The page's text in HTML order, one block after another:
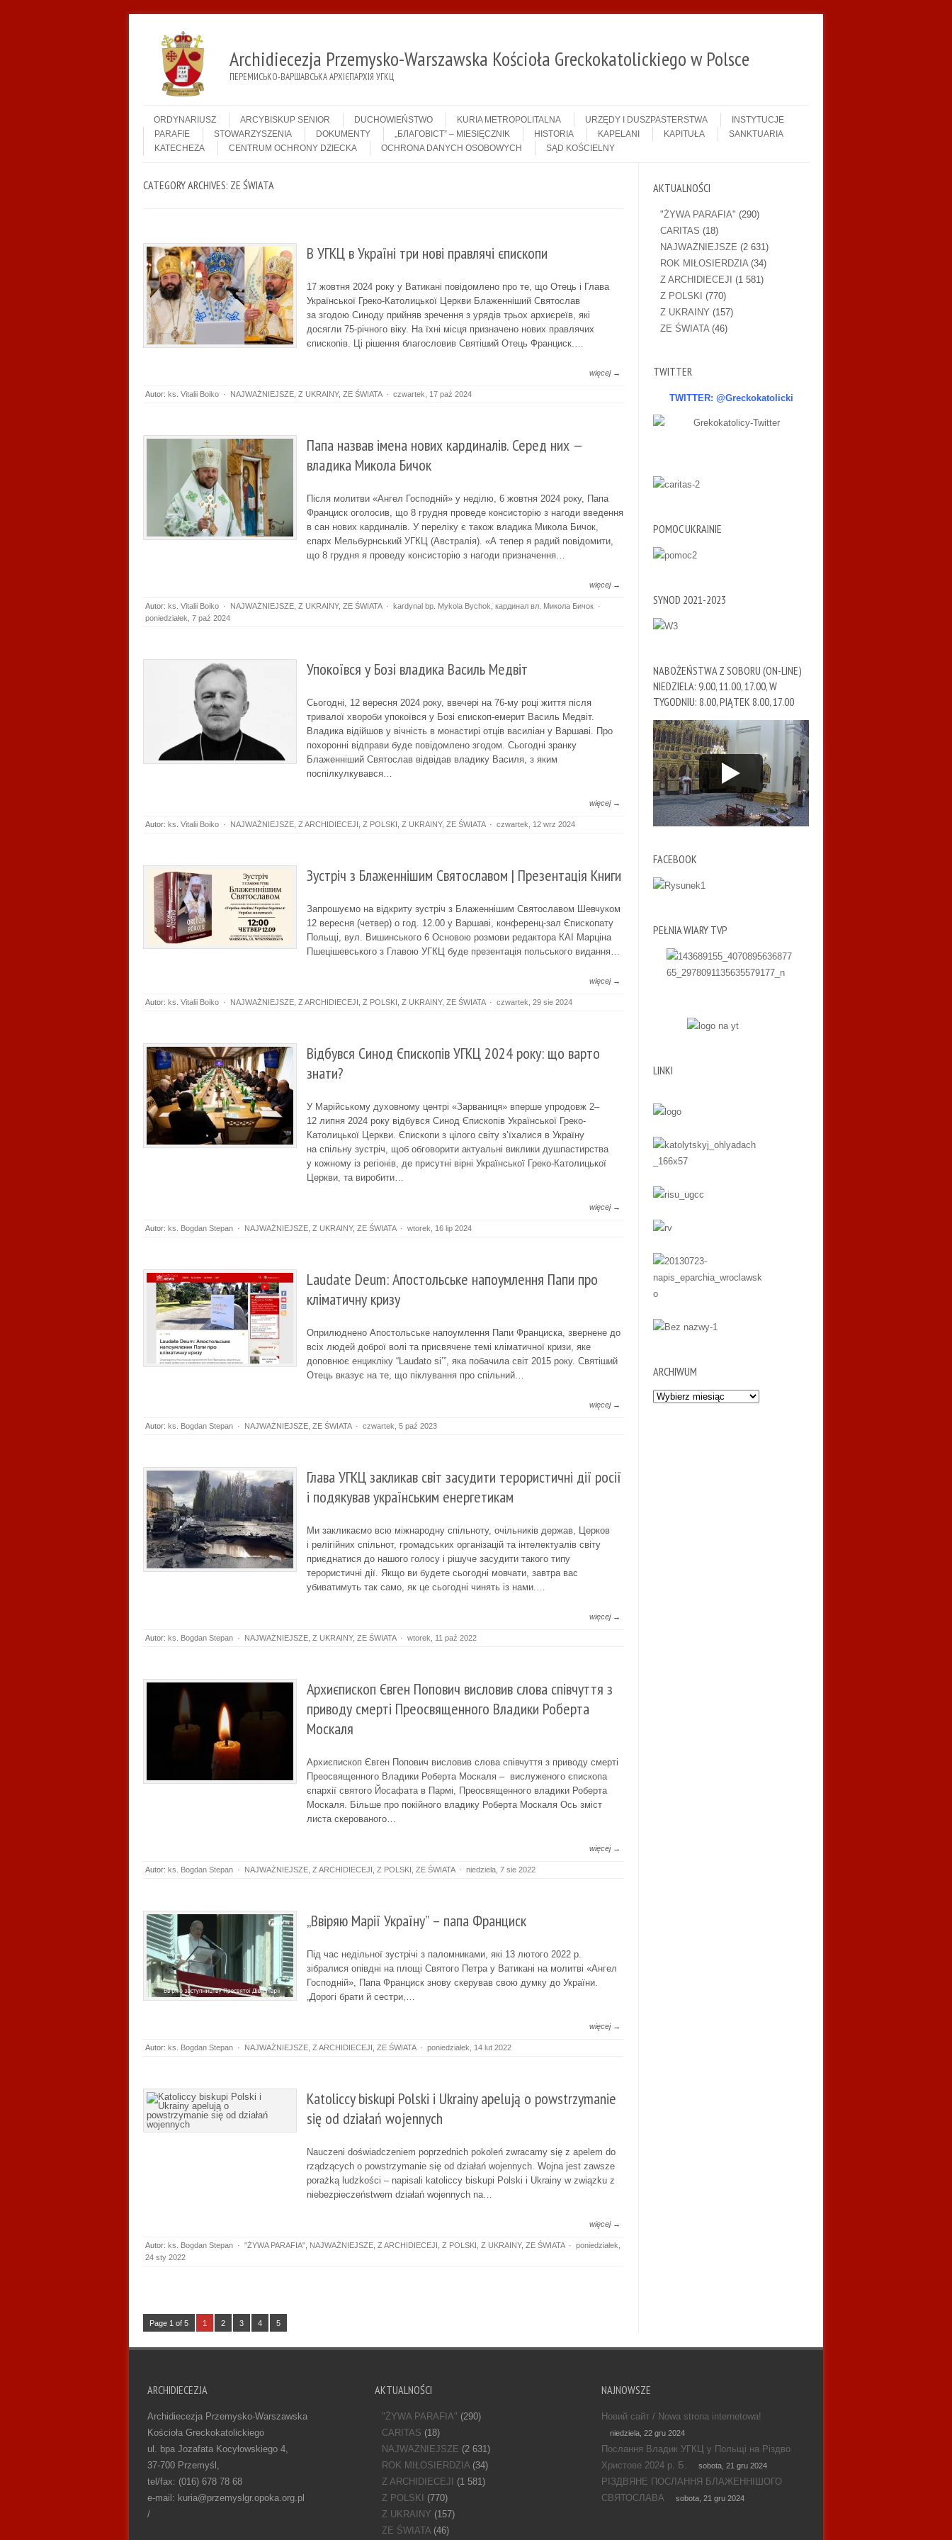
Archidiecezja Przemysko-Warszawska Kościoła Greckokatolickiego w Polsce
ПЕРЕМИСЬКО-ВАРШАВСЬКА АРХІЄПАРХІЯ УГКЦ
Menu
ORDYNARIUSZ
ARCYBISKUP SENIOR DUCHOWIEŃSTWO KURIA METROPOLITALNA URZĘDY I DUSZPASTERSTWA
INSTYTUCJE
PARAFIE
STOWARZYSZENIA DOKUMENTY „БЛАГОВІСТ” – MIESIĘCZNIK HISTORIA KAPELANI KAPITUŁA
SANKTUARIA
KATECHEZA
CENTRUM OCHRONY DZIECKA OCHRONA DANYCH OSOBOWYCH SĄD KOŚCIELNY
CATEGORY ARCHIVES: ZE ŚWIATA
В УГКЦ в Україні три нові правлячі єпископи
17 жовтня 2024 року у Ватикані повідомлено про те, що Отець і Глава
Української Греко-Католицької Церкви Блаженніший Святослав
за згодою Синоду прийняв зречення з урядів трьох архиєреїв, які
досягли 75-річного віку. На їхні місця призначено нових правлячих
єпископів. Ці рішення благословив Святіший Отець Франциск.…
więcej →
Autor: ks. Vitalii Boiko · NAJWAŻNIEJSZE Z UKRAINY, ZE ŚWIATA · czwartek, 17 paź 2024
Папа назвав імена нових кардиналів. Серед них —
владика Микола Бичок
Після молитви «Ангел Господній» у неділю, 6 жовтня 2024 року, Папа
Франциск оголосив, що 8 грудня проведе консисторію з нагоди введення
в сан нових кардиналів. У переліку є також владика Микола Бичок,
єпарх Мельбурнський УГКЦ (Австралія). «А тепер я радий повідомити,
що 8 грудня я проведу консисторію з нагоди призначення…
więcej →
Autor: ks. Vitalii Boiko · NAJWAŻNIEJSZE Z UKRAINY, ZE ŚWIATA · kardynal bp. Mykola Bychok кардинал вл. Микола Бичок ·
poniedziałek, 7 paź 2024
Упокоївся у Бозі владика Василь Медвіт
Сьогодні, 12 вересня 2024 року, ввечері на 76-му році життя після
тривалої хвороби упокоївся у Бозі єпископ-емерит Василь Медвіт.
Владика відійшов у вічність в монастирі отців василіан у Варшаві. Про
похоронні відправи буде повідомлено згодом. Сьогодні зранку
Блаженніший Святослав відвідав владику Василя, з яким
поспілкулкувався…
więcej →
Autor: ks. Vitalii Boiko · NAJWAŻNIEJSZE Z ARCHIDIECEJI Z POLSKI Z UKRAINY, ZE ŚWIATA · czwartek, 12 wrz 2024
Зустріч з Блаженнішим Святославом | Презентація Книги
Запрошуємо на відкриту зустріч з Блаженнішим Святославом Шевчуком
12 вересня (четвер) о год. 12.00 у Варшаві, конференц-зал Єпископату
Польщі, вул. Вишинського 6 Основою розмови редактора КАІ Марціна
Пшецішевського з Главою УГКЦ буде презентація польського видання…
więcej →
Autor: ks. Vitalii Boiko · NAJWAŻNIEJSZE Z ARCHIDIECEJI Z POLSKI Z UKRAINY, ZE ŚWIATA · czwartek, 29 sie 2024
Відбувся Синод Єпископів УГКЦ 2024 року: що варто
знати?
У Марійському духовному центрі «Зарваниця» вперше упродовж 2–
12 липня 2024 року відбувся Синод Єпископів Української Греко-
Католицької Церкви. Єпископи з цілого світу з’їхалися в Україну
на спільну зустріч, щоб обговорити актуальні виклики душпастирства
у кожному із регіонів, де присутні вірні Української Греко-Католицької
Церкви, та виробити…
więcej →
Autor: ks. Bogdan Stepan · NAJWAŻNIEJSZE Z UKRAINY, ZE ŚWIATA · wtorek, 16 lip 2024
Laudate Deum: Апостольське напоумлення Папи про
кліматичну кризу
Оприлюднено Апостольське напоумлення Папи Франциска, звернене до
всіх людей доброї волі та присвячене темі кліматичної кризи, яке
доповнює енцикліку “Laudato si’”, яка побачила світ 2015 року. Святіший
Отець вказує на те, що піклування про спільний…
więcej →
Autor: ks. Bogdan Stepan · NAJWAŻNIEJSZE ZE ŚWIATA · czwartek, 5 paź 2023
Глава УГКЦ закликав світ засудити терористичні дії росії
і подякував українським енергетикам
Ми закликаємо всю міжнародну спільноту, очільників держав, Церков
і релігійних спільнот, громадських організацій та інтелектуалів світу
приєднатися до нашого голосу і рішуче засудити такого типу
терористичні дії. Якщо ви будете сьогодні мовчати, завтра вас
убиватимуть так само, як це сьогодні чинять із нами.…
więcej →
Autor: ks. Bogdan Stepan · NAJWAŻNIEJSZE Z UKRAINY, ZE ŚWIATA · wtorek, 11 paź 2022
Архиєпископ Євген Попович висловив слова співчуття з
приводу смерті Преосвященного Владики Роберта
Москаля
Архиєпископ Євген Попович висловив слова співчуття з приводу смерті
Преосвященного Владики Роберта Москаля – вислуженого єпископа
єпархії святого Йосафата в Пармі, Преосвященного владики Роберта
Москаля. Більше про покійного владику Роберта Москаля Ось зміст
листа скерованого…
więcej →
Autor: ks. Bogdan Stepan · NAJWAŻNIEJSZE Z ARCHIDIECEJI Z POLSKI ZE ŚWIATA · niedziela, 7 sie 2022
„Ввіряю Марії Україну” – папа Франциск
Під час недільної зустрічі з паломниками, які 13 лютого 2022 р.
зібралися опівдні на площі Святого Петра у Ватикані на молитві «Ангел
Господній», Папа Франциск знову скерував свою думку до України.
„Дорогі брати й сестри,…
więcej →
Autor: ks. Bogdan Stepan · NAJWAŻNIEJSZE Z ARCHIDIECEJI ZE ŚWIATA · poniedziałek, 14 lut 2022
Katoliccy biskupi Polski i Ukrainy apelują o powstrzymanie
się od działań wojennych
Nauczeni doświadczeniem poprzednich pokoleń zwracamy się z apelem do
rządzących o powstrzymanie się od działań wojennych. Wojna jest zawsze
porażką ludzkości – napisali katoliccy biskupi Polski i Ukrainy w związku z
niebezpieczeństwem działań wojennych na…
więcej →
Autor: ks. Bogdan Stepan · "ŻYWA PARAFIA" NAJWAŻNIEJSZE Z ARCHIDIECEJI Z POLSKI Z UKRAINY, ZE ŚWIATA · poniedziałek,
24 sty 2022
Page 1 of 5 1 2 3 4 5
AKTUALNOŚCI
"ŻYWA PARAFIA" (290)
CARITAS (18)
NAJWAŻNIEJSZE (2 631)
ROK MIŁOSIERDZIA(34)
Z ARCHIDIECEJI (1 581)
Z POLSKI (770)
Z UKRAINY (157)
ZE ŚWIATA(46)
TWITTER
TWITTER: @Greckokatolicki
POMOC UKRAINIE
SYNOD 2021-2023
NABOŻEŃSTWA Z SOBORU (ON-LINE)
NIEDZIELA: 9.00, 11.00, 17.00, W
TYGODNIU: 8.00, PIĄTEK 8.00, 17.00
FACEBOOK
PEŁNIA WIARY TVP
LINKI
ARCHIWUM
Archiwum
ARCHIDIECEZJA
Archidiecezja Przemysko-Warszawska
Kościoła Greckokatolickiego
ul. bpa Jozafata Kocyłowskiego 4,
37-700 Przemyśl,
tel/fax: (016) 678 78 68
e-mail: kuria@przemyslgr.opoka.org.pl
/
AKTUALNOŚCI
"ŻYWA PARAFIA" (290)
CARITAS (18)
NAJWAŻNIEJSZE (2 631)
ROK MIŁOSIERDZIA(34)
Z ARCHIDIECEJI
(1 581)
Z POLSKI
(770)
Z UKRAINY (157)
ZE ŚWIATA(46)
NAJNOWSZE
Новий сайт / Nowa strona internetowa!
niedziela, 22 gru 2024
Послання Владик УГКЦ у Польщі на Різдво
Христове 2024 р. Б.
sobota, 21 gru 2024
РІЗДВЯНЕ ПОСЛАННЯ БЛАЖЕННІШОГО
СВЯТОСЛАВА
sobota, 21 gru 2024